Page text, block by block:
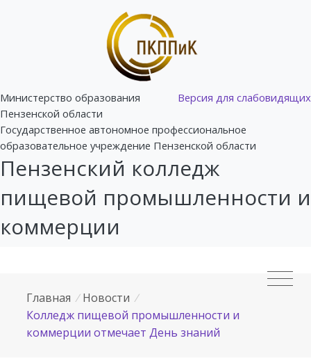
Версия для слабовидящих
Министерство образования
Пензенской области
Государственное автономное профессиональное
образовательное учреждение Пензенской области
Пензенский колледж
пищевой промышленности и
коммерции
Главная / Новости /
Колледж пищевой промышленности и
коммерции отмечает День знаний